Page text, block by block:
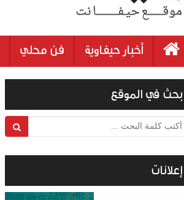
أخبار حيفاوية فن محلي
بحث في الموقع
كلمة البحث ...
إعلانات